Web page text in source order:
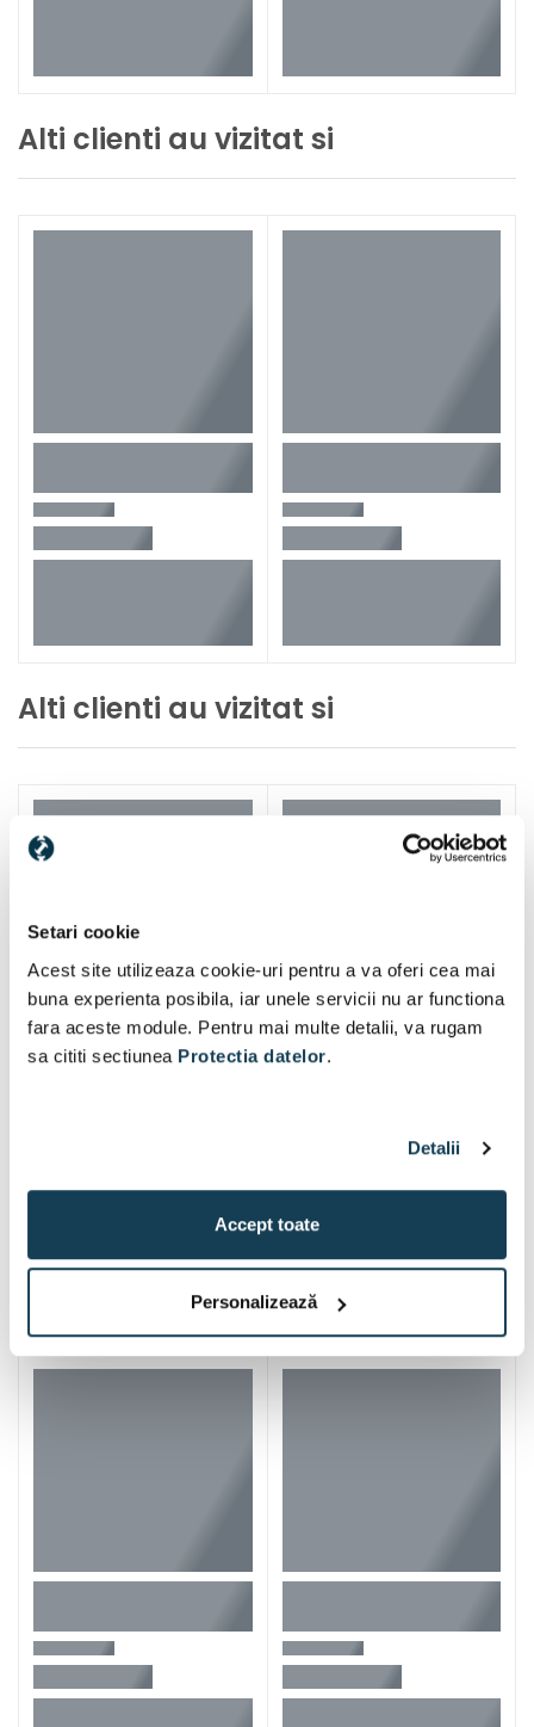
Setari cookie
Acest site utilizeaza cookie-uri pentru a va oferi cea mai
buna experienta posibila, iar unele servicii nu ar functiona
fara aceste module. Pentru mai multe detalii, va rugam
sa cititi sectiunea Protectia datelor.
Detalii
Accept toate
Personalizează
Alti clienti au vizitat si
Alti clienti au vizitat si
Iti mai recomandam si